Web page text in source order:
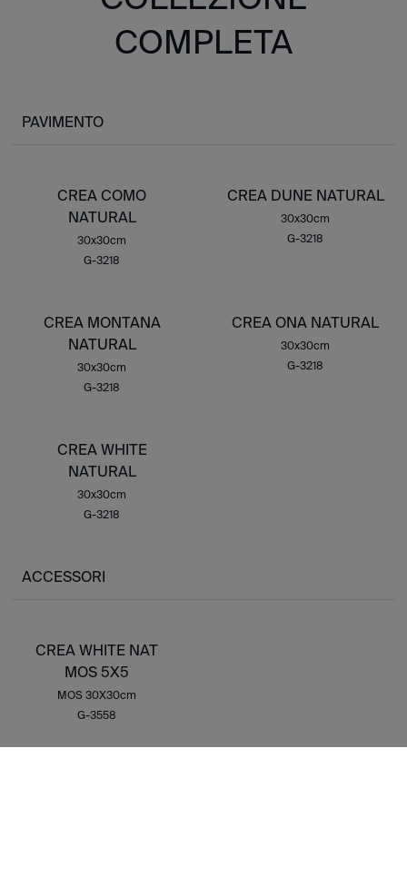
COMPLETA
PAVIMENTO
CREA COMO
NATURAL
30x30cm
G-3218
CREA DUNE NATURAL
30x30cm
G-3218
CREA MONTANA
NATURAL
30x30cm
G-3218
CREA ONA NATURAL
30x30cm
G-3218
CREA WHITE
NATURAL
30x30cm
G-3218
ACCESSORI
CREA WHITE NAT
MOS 5X5
MOS 30X30cm
G-3558